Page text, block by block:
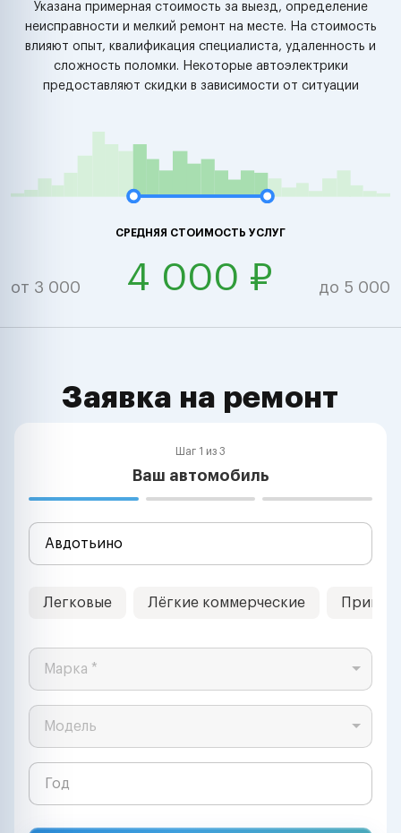
Указана примерная стоимость за выезд, определение
неисправности и мелкий ремонт на месте. На стоимость
влияют опыт, квалификация специалиста, удаленность и
сложность поломки. Некоторые автоэлектрики
предоставляют скидки в зависимости от ситуации
СРЕДНЯЯ СТОИМОСТЬ УСЛУГ
от 3 000 4 000 ₽ до 5 000
Заявка на ремонт
Шаг 1 из 3
Ваш автомобиль
Легковые Лёгкие коммерческие
Марка *
Модель